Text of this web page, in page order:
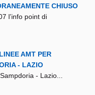
CHIUSO
l’info point di
AMT PER
- LAZIO
- Lazio...